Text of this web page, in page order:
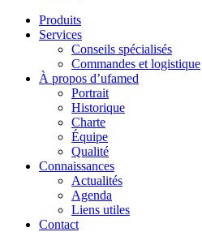
Produits
Services
Conseils spécialisés
Commandes et logistique
À propos d’ufamed
Portrait
Historique
Charte
Équipe
Qualité
Connaissances
Actualités
Agenda
Liens utiles
Contact